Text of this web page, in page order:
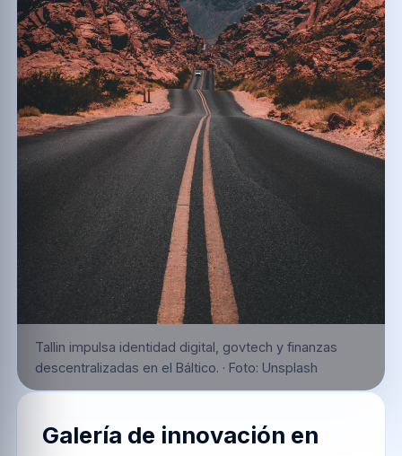
Tallin impulsa identidad digital, govtech y finanzas
descentralizadas en el Báltico. · Foto: Unsplash
Galería de innovación en